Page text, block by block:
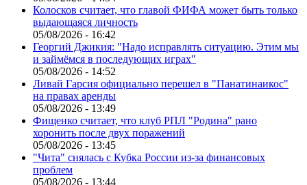
Колосков считает, что главой ФИФА может быть только
выдающаяся личность
05/08/2026 - 16:42
Георгий Джикия: "Надо исправлять ситуацию. Этим мы
и займёмся в последующих играх"
05/08/2026 - 14:52
Ливай Гарсия официально перешел в "Панатинаикос"
на правах аренды
05/08/2026 - 13:49
Фищенко считает, что клуб РПЛ "Родина" рано
хоронить после двух поражений
05/08/2026 - 13:45
"Чита" снялась с Кубка России из-за финансовых
проблем
05/08/2026 - 13:44